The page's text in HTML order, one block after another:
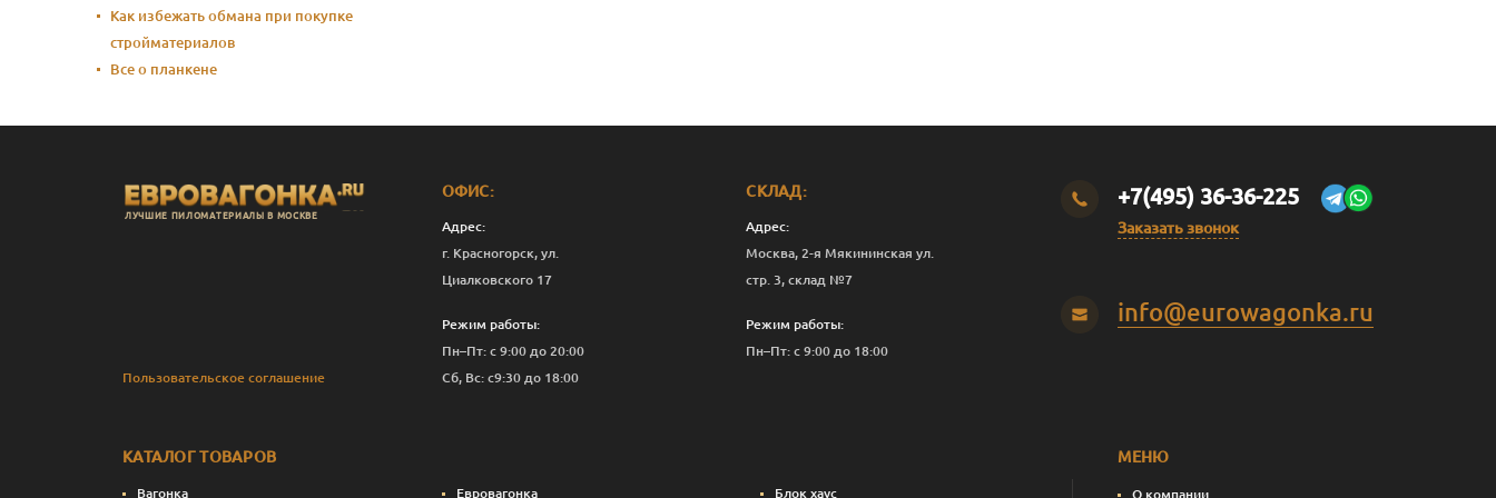
Как избежать обмана при покупке
стройматериалов
Все о планкене
ЛУЧШИЕ ПИЛОМАТЕРИАЛЫ В МОСКВЕ
Пользовательское соглашение
ОФИС:
Адрес:
г. Красногорск, ул.
Циалковского 17
Режим работы:
Пн–Пт: с 9:00 до 20:00
Сб, Вс: с9:30 до 18:00
СКЛАД:
Адрес:
Москва, 2-я Мякининская ул.
стр. 3, склад №7
Режим работы:
Пн–Пт: с 9:00 до 18:00
+7(495) 36-36-225
Заказать звонок
info@eurowagonka.ru
КАТАЛОГ ТОВАРОВ
Вагонка Евровагонка Блок хаус
МЕНЮ
О компании